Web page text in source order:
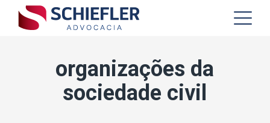
organizações da
sociedade civil